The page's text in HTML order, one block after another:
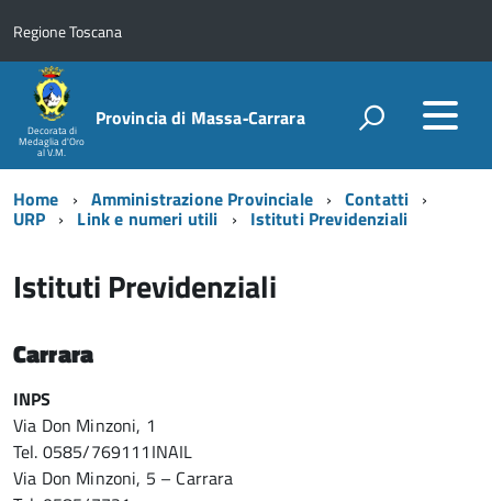
Regione Toscana
Decorata di
Medaglia d'Oro
al V.M.
Provincia di Massa‑Carrara
Home Amministrazione Provinciale Contatti
URP Link e numeri utili Istituti Previdenziali
Istituti Previdenziali
Carrara
INPS
Via Don Minzoni, 1
Tel. 0585/769111INAIL
Via Don Minzoni, 5 – Carrara